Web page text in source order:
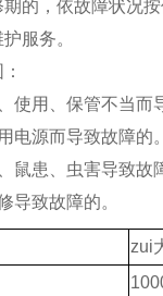
的，依故障状况
服务。
使用、保管不当而
电源而导致故障的。
鼠患、虫害导致故
导致故障的。
zui